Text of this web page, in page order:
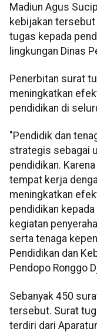
Madiun Agus
kebijakan tersebut
tugas kepada
lingkungan Dinas
Penerbitan surat
meningkatkan
pendidikan di
"Pendidik dan
strategis sebagai
pendidikan.
tempat kerja
meningkatkan
pendidikan
kegiatan
serta tenaga
Pendidikan dan
Pendopo Ronggo
Sebanyak 450
tersebut. Surat
terdiri dari